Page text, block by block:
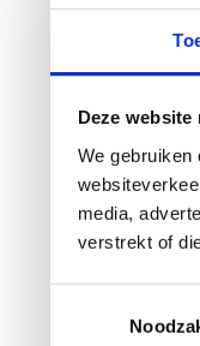
Deze
We gebruiken
media,
verstrekt of